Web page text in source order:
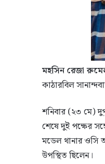
মহসিন রেজা
কাঠারবিল
শনিবার (২৩ মে)
শেষে দুই পক্ষের
মডেল থানার ওসি
উপস্থিত ছিলেন।